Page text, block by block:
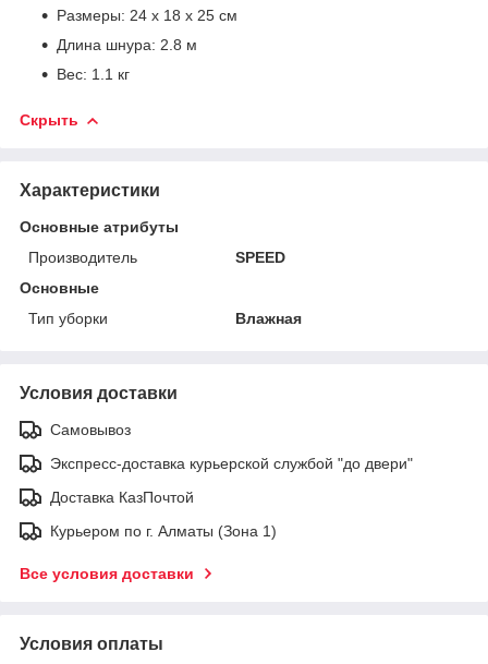
Размеры: 24 х 18 х 25 см
Длина шнура: 2.8 м
Вес: 1.1 кг
Скрыть
Характеристики
Основные атрибуты
Производитель
SPEED
Основные
Тип уборки
Влажная
Условия доставки
Самовывоз
Экспресс-доставка курьерской службой "до двери"
Доставка КазПочтой
Курьером по г. Алматы (Зона 1)
Все условия доставки
Условия оплаты